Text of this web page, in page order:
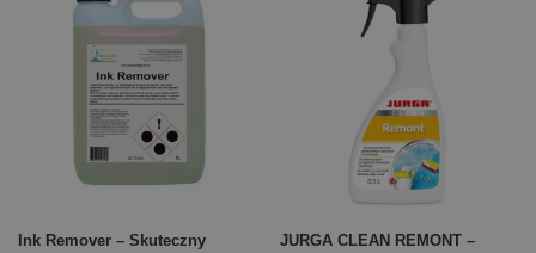
Ink Remover – Skuteczny
JURGA CLEAN REMONT –